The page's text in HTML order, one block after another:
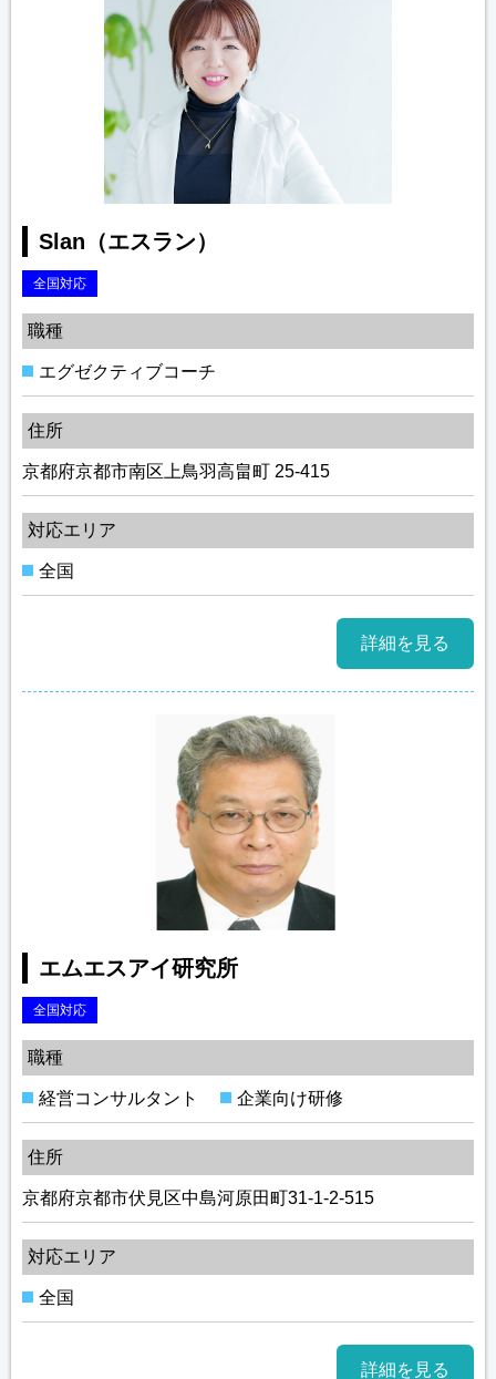
Slan（エスラン）
全国対応
職種
エグゼクティブコーチ
住所
京都府京都市南区上鳥羽高畠町 25-415
対応エリア
全国
詳細を見る
エムエスアイ研究所
全国対応
職種
経営コンサルタント 企業向け研修
住所
京都府京都市伏見区中島河原田町31-1-2-515
対応エリア
全国
詳細を見る